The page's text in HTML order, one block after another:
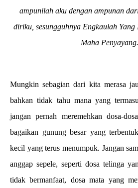
ampunilah aku dengan ampunan
diriku, sesungguhnya Engkaulah
Maha
Mungkin sebagian dari kita merasa
bahkan tidak tahu mana yang
jangan pernah meremehkan dosa-
bagaikan gunung besar yang
kecil yang terus menumpuk. Jangan
anggap sepele, seperti dosa telinga
tidak bermanfaat, dosa mata yang